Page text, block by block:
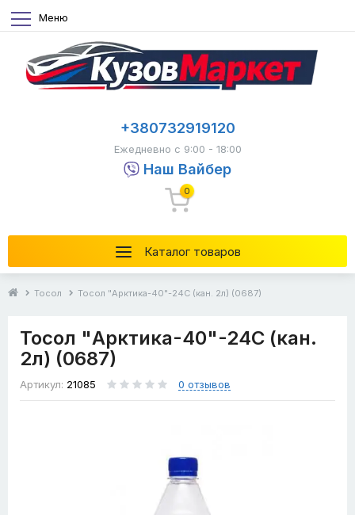
Меню
Каталог товаров
+380732919120
Ежедневно с 9:00 - 18:00
Наш Вайбер
0
Тосол Тосол "Арктика-40"-24С (кан. 2л) (0687)
Тосол "Арктика-40"-24С (кан.
2л) (0687)
Артикул: 21085 0 отзывов